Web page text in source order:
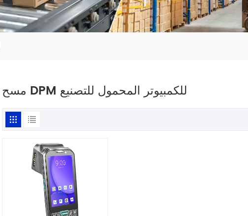
مسح DPM للكمبيوتر المحمول للتصنيع